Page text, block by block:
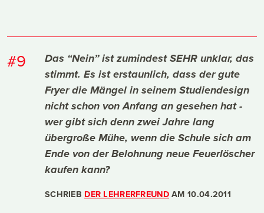
#9
Das “Nein” ist zumindest SEHR unklar, das
stimmt. Es ist erstaunlich, dass der gute
Fryer die Mängel in seinem Studiendesign
nicht schon von Anfang an gesehen hat -
wer gibt sich denn zwei Jahre lang
übergroße Mühe, wenn die Schule sich am
Ende von der Belohnung neue Feuerlöscher
kaufen kann?
SCHRIEB DER LEHRERFREUNDAM10.04.2011